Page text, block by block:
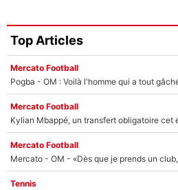
Top Articles
Mercato Football
Pogba - OM : Voilà l'homme qui a tout
Mercato Football
Kylian Mbappé, un transfert obligatoire cet
Mercato Football
Tennis